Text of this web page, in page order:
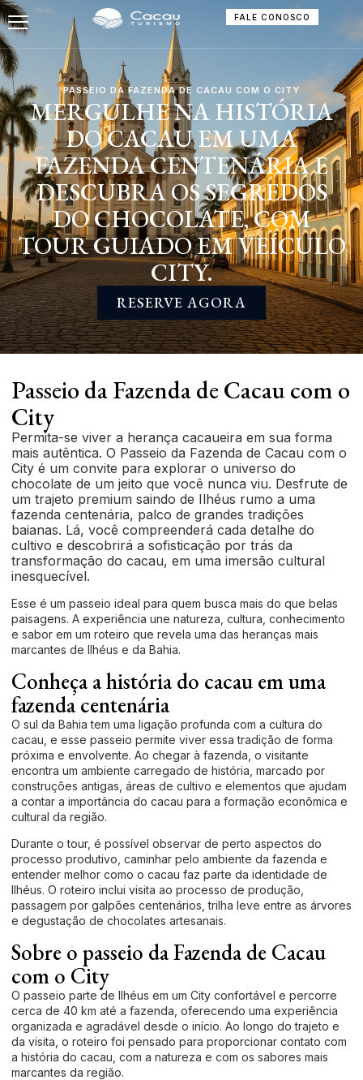
FALE CONOSCO
PASSEIO DA FAZENDA DE CACAU COM O CITY
MERGULHE NA HISTÓRIA
DO CACAU EM UMA
FAZENDA CENTENÁRIA E
DESCUBRA OS SEGREDOS
DO CHOCOLATE, COM
TOUR GUIADO EM VEÍCULO
CITY.
RESERVE AGORA
Passeio da Fazenda de Cacau com o
City
Permita-se viver a herança cacaueira em sua forma
mais autêntica. O Passeio da Fazenda de Cacau com o
City é um convite para explorar o universo do
chocolate de um jeito que você nunca viu. Desfrute de
um trajeto premium saindo de Ilhéus rumo a uma
fazenda centenária, palco de grandes tradições
baianas. Lá, você compreenderá cada detalhe do
cultivo e descobrirá a sofisticação por trás da
transformação do cacau, em uma imersão cultural
inesquecível.
Esse é um passeio ideal para quem busca mais do que belas
paisagens. A experiência une natureza, cultura, conhecimento
e sabor em um roteiro que revela uma das heranças mais
marcantes de Ilhéus e da Bahia.
Conheça a história do cacau em uma
fazenda centenária
O sul da Bahia tem uma ligação profunda com a cultura do
cacau, e esse passeio permite viver essa tradição de forma
próxima e envolvente. Ao chegar à fazenda, o visitante
encontra um ambiente carregado de história, marcado por
construções antigas, áreas de cultivo e elementos que ajudam
a contar a importância do cacau para a formação econômica e
cultural da região.
Durante o tour, é possível observar de perto aspectos do
processo produtivo, caminhar pelo ambiente da fazenda e
entender melhor como o cacau faz parte da identidade de
Ilhéus. O roteiro inclui visita ao processo de produção,
passagem por galpões centenários, trilha leve entre as árvores
e degustação de chocolates artesanais.
Sobre o passeio da Fazenda de Cacau
com o City
O passeio parte de Ilhéus em um City confortável e percorre
cerca de 40 km até a fazenda, oferecendo uma experiência
organizada e agradável desde o início. Ao longo do trajeto e
da visita, o roteiro foi pensado para proporcionar contato com
a história do cacau, com a natureza e com os sabores mais
marcantes da região.